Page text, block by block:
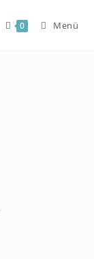
0 Menü